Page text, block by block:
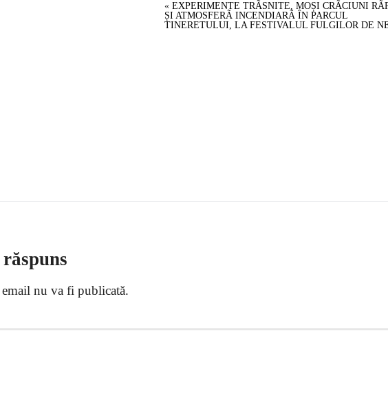
«EXPERIMENTE TRÃSNITE, MOȘI CRÃCIUNI
ȘI ATMOSFERÃ INCENDIARÃ ÎN PARCUL
TINERETULUI, LA FESTIVALUL FULGILOR DE
email nu va fi publicată.